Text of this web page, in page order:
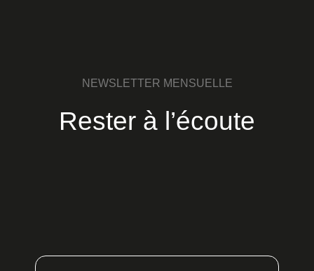
NEWSLETTER MENSUELLE
Rester à l’écoute